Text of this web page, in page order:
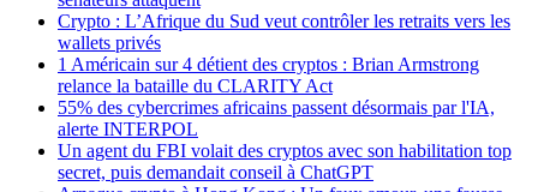
Crypto : L’Afrique du Sud veut contrôler les retraits vers les
wallets privés
1 Américain sur 4 détient des cryptos : Brian Armstrong
relance la bataille du CLARITY Act
55% des cybercrimes africains passent désormais par l'IA,
alerte INTERPOL
Un agent du FBI volait des cryptos avec son habilitation top
secret, puis demandait conseil à ChatGPT